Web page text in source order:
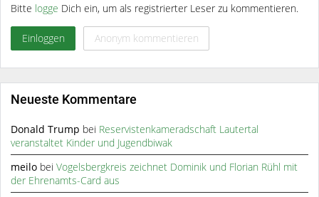
Bitte logge Dich ein, um als registrierter Leser zu kommentieren.
Einloggen Anonym kommentieren
Neueste Kommentare
Donald Trump bei Reservistenkameradschaft Lautertal
veranstaltet Kinder und Jugendbiwak
meilo beiVogelsbergkreis zeichnet Dominik und Florian Rühl mit
der Ehrenamts-Card aus